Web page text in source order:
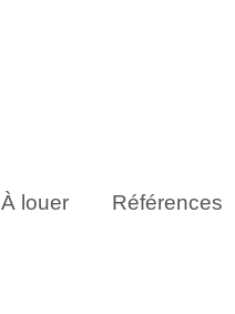
À louer Références